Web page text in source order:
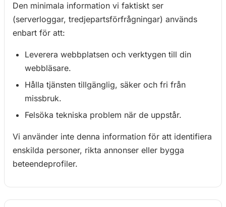
Den minimala information vi faktiskt ser
(serverloggar, tredjepartsförfrågningar) används
enbart för att:
Leverera webbplatsen och verktygen till din
webbläsare.
Hålla tjänsten tillgänglig, säker och fri från
missbruk.
Felsöka tekniska problem när de uppstår.
Vi använder inte denna information för att identifiera
enskilda personer, rikta annonser eller bygga
beteendeprofiler.